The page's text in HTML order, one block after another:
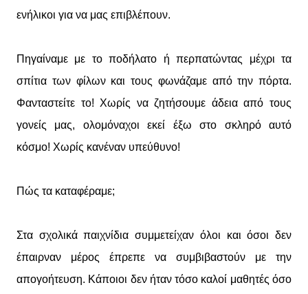
ενήλικοι για να μας επιβλέπουν.
Πηγαίναμε με το ποδήλατο ή περπατώντας μέχρι τα
σπίτια των φίλων και τους φωνάζαμε από την πόρτα.
Φανταστείτε το! Χωρίς να ζητήσουμε άδεια από τους
γονείς μας, ολομόναχοι εκεί έξω στο σκληρό αυτό
κόσμο! Χωρίς κανέναν υπεύθυνο!
Πώς τα καταφέραμε;
Στα σχολικά παιχνίδια συμμετείχαν όλοι και όσοι δεν
έπαιρναν μέρος έπρεπε να συμβιβαστούν με την
απογοήτευση. Κάποιοι δεν ήταν τόσο καλοί μαθητές όσο